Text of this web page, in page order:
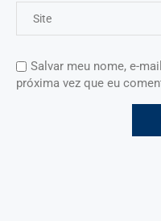
Salvar meu nome, e-
próxima vez que eu